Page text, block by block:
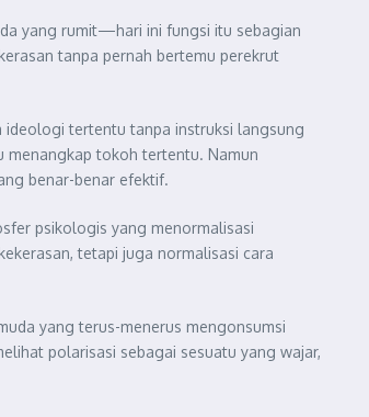
yang rumit—hari ini fungsi itu sebagian
tanpa pernah bertemu perekrut
ideologi tertentu tanpa instruksi langsung
menangkap tokoh tertentu. Namun
benar-benar efektif.
psikologis yang menormalisasi
tetapi juga normalisasi cara
yang terus-menerus mengonsumsi
polarisasi sebagai sesuatu yang wajar,